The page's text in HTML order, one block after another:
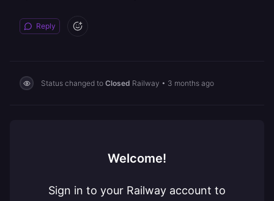
Reply
Status changed to Closed Railway • 3 months ago
Welcome!
Sign in to your Railway account to